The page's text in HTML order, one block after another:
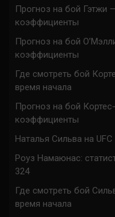
Прогноз на бой Гэтжи
коэффициенты
Прогноз на бой
коэффициенты
Где смотреть бой
время начала
Прогноз на бой
коэффициенты
Наталья Сильва на
Роуз Намаюнас:
324
Где смотреть бой
время начала